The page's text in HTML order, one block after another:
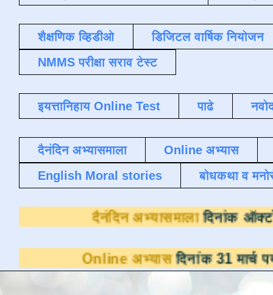
शैक्षणिक व्हिडीओ
डिजिटल वार्षिक नियोजन
NMMS परीक्षा सराव टेस्ट
इयत्तानिहाय Online Test पाढे
दैनंदिन अभ्यासमाला
Online अभ्यास
English Moral stories
बोधकथा व
दैनंदिन
अभ्यासदिनांक 31 मार्च पर्यंत